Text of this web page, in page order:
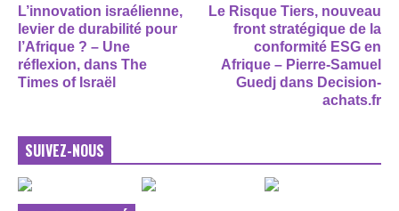
L’innovation israélienne,
levier de durabilité pour
l’Afrique ? – Une
réflexion, dans The
Times of Israël
Le Risque Tiers, nouveau
front stratégique de la
conformité ESG en
Afrique – Pierre-Samuel
Guedj dans Decision-
achats.fr
SUIVEZ-NOUS